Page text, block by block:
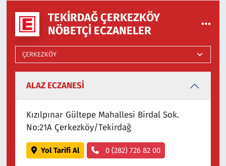
TEKIRDAĞ ÇERKEZKÖY
NÖBETÇI ECZANELER
ALAZ ECZANESİ
Kızılpınar Gültepe Mahallesi Birdal Sok.
No:21A Çerkezköy/Tekirdağ
Yol Tarifi Al 0 (282) 726 82 00